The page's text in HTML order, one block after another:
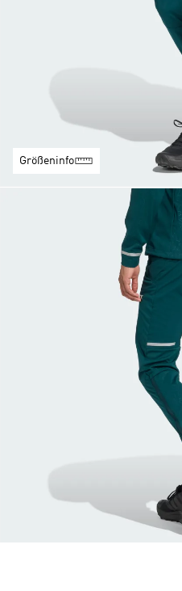
Größeninfo